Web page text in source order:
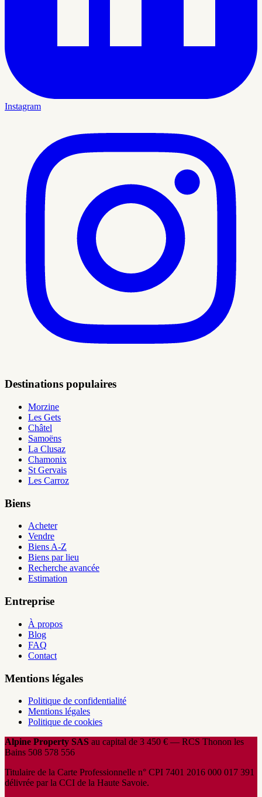
Instagram
Destinations populaires
Morzine
Les Gets
Châtel
Samoëns
La Clusaz
Chamonix
St Gervais
Les Carroz
Biens
Acheter
Vendre
Biens A-Z
Biens par lieu
Recherche avancée
Estimation
Entreprise
À propos
Blog
FAQ
Contact
Mentions légales
Politique de confidentialité
Mentions légales
Politique de cookies
Alpine Property SAS au capital de 3 450 € — RCS Thonon les
Bains 508 578 556
Titulaire de la Carte Professionnelle n° CPI 7401 2016 000 017 391
délivrée par la CCI de la Haute Savoie.